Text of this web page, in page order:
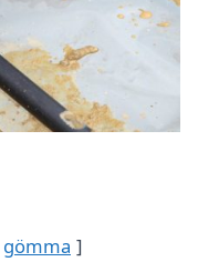
gömma